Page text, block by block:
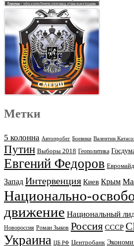
Метки
5 колонна Автопробег Боевики Валентин
Путин Выборы 2018 Геополитика
Евгений Федоров
Запад Интервенция Киев Крым
Национально-
движение Национальный
Новороссия Роман Зыков Россия СССР
Украина ЦБ РФ Центробанк